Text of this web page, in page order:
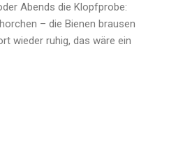
Abends die Klopfprobe:
– die Bienen brausen
wieder ruhig, das wäre ein